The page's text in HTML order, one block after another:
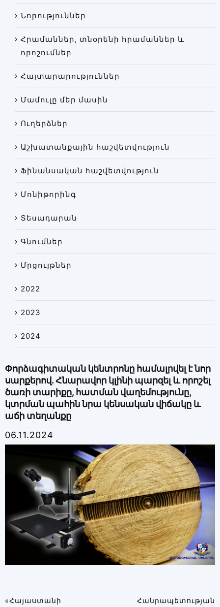
Գրադարան
Նորություններ
Հրամաններ, տնօրենի հրամաններ և
որոշումներ
Հայտարարություններ
Մամուլը մեր մասին
Ուղերձներ
Աշխատանքային հաշվետվություն
Ֆինանսական հաշվետվություն
Մոնիթորինգ
Տեսադարան
Գնումներ
Մրցույթներ
2022
2023
2024
Փորձագիտական կենտրոնը համալրվել է նոր
սարքերով. Հնարավոր կլինի պարզել և որոշել
ծառի տարիքը, հատման վաղեմությունը,
կտրման պահին նրա կենսական վիճակը և
աճի տեղանքը
06.11.2024
«Հայաստանի Հանրապետության